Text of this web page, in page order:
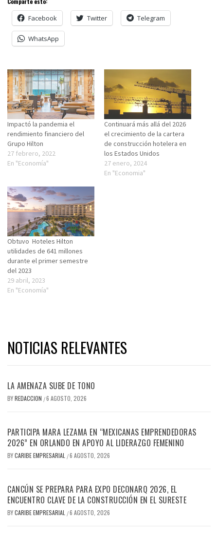
Facebook Twitter Telegram
WhatsApp
Impactó la pandemia el
rendimiento financiero del
Grupo Hilton
27 febrero, 2022
En "Economía"
Continuará más allá del 2026
el crecimiento de la cartera
de construcción hotelera en
los Estados Unidos
27 enero, 2024
En "Economia"
Obtuvo Hoteles Hilton
utilidades de 641 millones
durante el primer semestre
del 2023
29 abril, 2023
En "Economía"
NOTICIAS RELEVANTES
LA AMENAZA SUBE DE TONO
BYREDACCION /6 AGOSTO, 2026
PARTICIPA MARA LEZAMA EN “MEXICANAS EMPRENDEDORAS
2026” EN ORLANDO EN APOYO AL LIDERAZGO FEMENINO
BYCARIBE EMPRESARIAL /6 AGOSTO, 2026
CANCÚN SE PREPARA PARA EXPO DECONARQ 2026, EL
ENCUENTRO CLAVE DE LA CONSTRUCCIÓN EN EL SURESTE
BYCARIBE EMPRESARIAL /6 AGOSTO, 2026